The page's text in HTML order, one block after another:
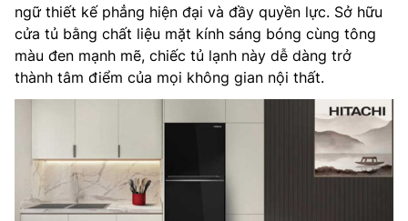
ngữ thiết kế phẳng hiện đại và đầy quyền lực. Sở hữu
cửa tủ bằng chất liệu mặt kính sáng bóng cùng tông
màu đen mạnh mẽ, chiếc tủ lạnh này dễ dàng trở
thành tâm điểm của mọi không gian nội thất.